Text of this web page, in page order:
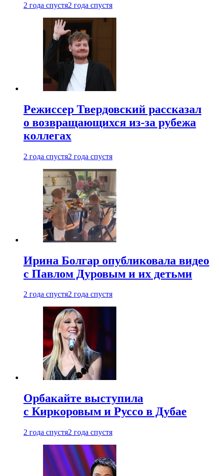
2 года спустя2 года спустя
Режиссер Твердовский рассказал
о возвращающихся из-за рубежа
коллегах
2 года спустя2 года спустя
Ирина Болгар опубликовала видео
с Павлом Дуровым и их детьми
2 года спустя2 года спустя
Орбакайте выступила
с Киркоровым и Руссо в Дубае
2 года спустя2 года спустя